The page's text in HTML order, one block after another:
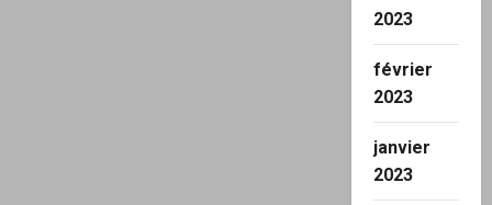
2023
février
2023
janvier
2023